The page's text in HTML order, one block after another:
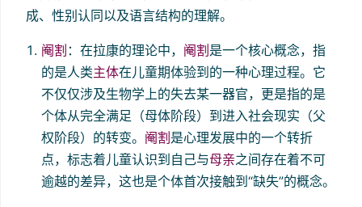
成、性别认同以及语言结构的理解。
阉割 ：在拉康的理论中， 阉割 是一个核心概念，指
的是人类主体在儿童期体验到的一种心理过程。它
不仅仅涉及生物学上的失去某一器官，更是指的是
个体从完全满足（母体阶段）到进入社会现实（父
权阶段）的转变。 阉割 是心理发展中的一个转折
点，标志着儿童认识到自己与母亲之间存在着不可
逾越的差异，这也是个体首次接触到“缺失”的概念。